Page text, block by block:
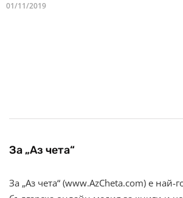
01/11/2019
За „Аз чета“
За „Аз чета“ (www.AzCheta.com) е най-